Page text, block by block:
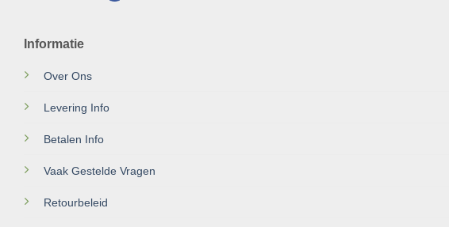
Informatie
Over Ons
Levering Info
Betalen Info
Vaak Gestelde Vragen
Retourbeleid